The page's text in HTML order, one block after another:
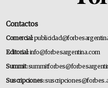
Contactos
Comercial:
Editorial:info@forbesargentina.com
Summit:
Suscripciones: